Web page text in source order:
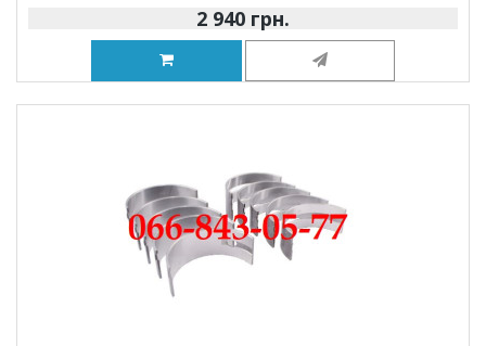
2 940 грн.